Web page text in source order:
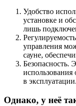
Удобство
установке и
лишь
управления
сауне,
Безопасность.
использования
в эксплуатации.
Однако, у неё